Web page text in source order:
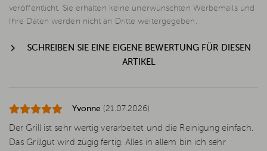
veröffentlicht. Sie erhalten keine unerwünschten Werbemails und
Ihre Daten werden nicht an Dritte weitergegeben.
SCHREIBEN SIE EINE EIGENE BEWERTUNG FÜR DIESEN
ARTIKEL
Yvonne (21.07.2026)
Der Grill ist sehr wertig verarbeitet und die Reinigung einfach.
Das Grillgut wird zügig fertig. Alles in allem bin ich sehr